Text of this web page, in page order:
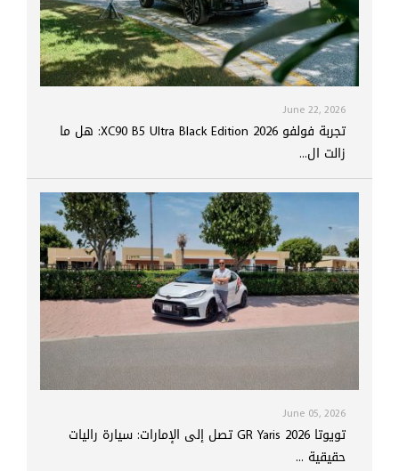
June 22, 2026
تجربة فولفو XC90 B5 Ultra Black Edition 2026: هل ما
زالت ال...
June 05, 2026
تويوتا GR Yaris 2026 تصل إلى الإمارات: سيارة راليات
حقيقية ...